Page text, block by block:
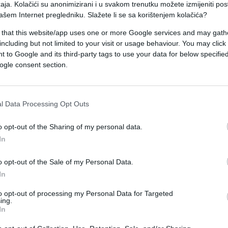
Kolačići su anonimizirani i u svakom trenutku možete izmijeniti
Internet pregledniku. Slažete li se sa korištenjem kolačića?
that this website/app uses one or more Google services and may
but not limited to your visit or usage behaviour. You may
to Google and its third-party tags to use your data for below
consent section.
Data Processing Opt Outs
opt-out of the Sharing of my personal data.
opt-out of the Sale of my Personal Data.
opt-out of processing my Personal Data for Targeted
srijede. Jedno znam o Bosni, ne bih je znala
znati. Zato što se SAD vratio, bolji smo
jer ovo ne želite. Ne želite to na takav način,
što je izazvalo osude i u Bosni i Hercegovini i u
izašao na ulice u SAD-u sa slijepom
zadatak: da pokažu gdje se nalazi Bosna i
ozbiljan izazov za dio ispitanika, a
mrežama.
i pogrešne lokacije, od sjevera Evrope do